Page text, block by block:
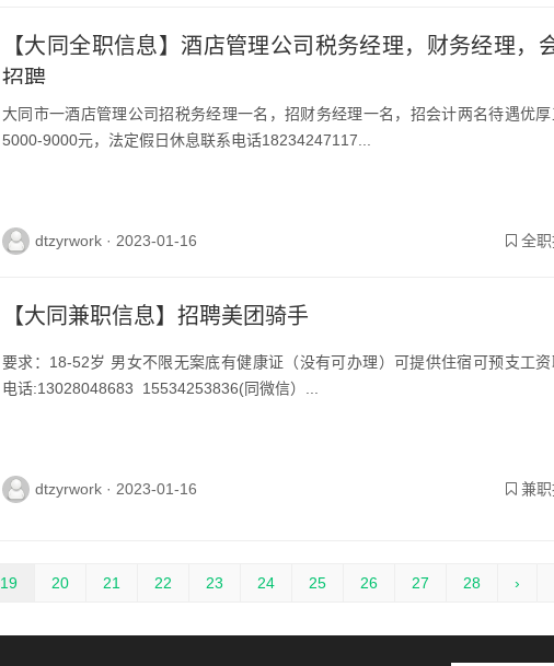
【大同全职信息】酒店管理公司税务经理，财务经理，
招聘
大同市一酒店管理公司招税务经理一名，招财务经理一名，招会计两名待遇优厚
5000-9000元，法定假日休息联系电话18234247117...
dtzyrwork · 2023-01-16 全
【大同兼职信息】招聘美团骑手
要求：18-52岁 男女不限无案底有健康证（没有可办理）可提供住宿可预支工资
电话:13028048683 15534253836(同微信）...
dtzyrwork · 2023-01-16 兼
19 20 21 22 23 24 25 26 27 28 ›